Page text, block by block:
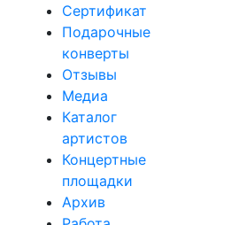
Сертификат
Подарочные
конверты
Отзывы
Медиа
Каталог
артистов
Концертные
площадки
Архив